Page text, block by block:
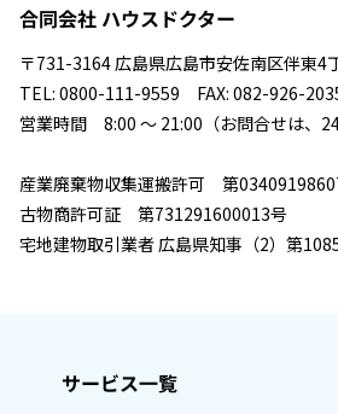
合同会社 ハウスドクター
〒731-3164 広島県広島市安佐南区伴東4
TEL: 0800-111-9559 FAX: 082-926-
営業時間 8:00 ～ 21:00（お問合せは、
産業廃棄物収集運搬許可 第
古物商許可証 第731291600013号
宅地建物取引業者 広島県知事（2）第
サービス一覧